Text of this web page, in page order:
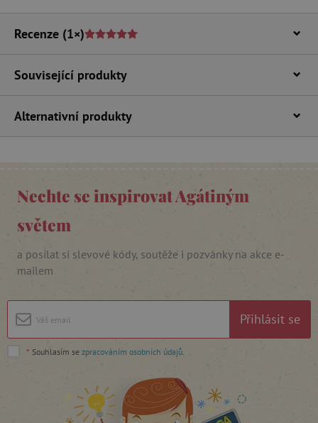
Recenze (1×)
Související produkty
Alternativní produkty
Nechte se inspirovat Agátiným
světem
a posílat si slevové kódy, soutěže i pozvánky na akce e-
mailem
Přihlásit se
* Souhlasím se zpracováním osobních údajů.
_lb_ccc
Google Privacy Policy